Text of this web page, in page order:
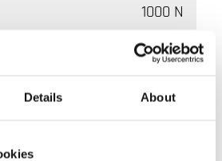
Details About
1000 N
24 V AC/DC